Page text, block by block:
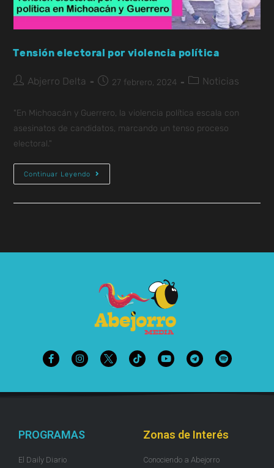
Tensión electoral por violencia política
Abjerro Delta 27 febrero, 2024 Noticias
"En Michoacán y Guerrero, la violencia política escala con
asesinatos de candidatos, marcando un tenso proceso
electoral."
Continuar Leyendo
PROGRAMAS
El Daily Diario
Zonas de Interés
Conociendo a Abejorro